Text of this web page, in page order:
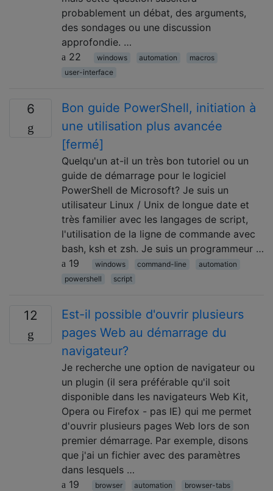
probablement un débat, des arguments,
des sondages ou une discussion
approfondie. …
22
windows automation
macros
user-interface
6
Bon guide PowerShell, initiation à
une utilisation plus avancée
[fermé]
Quelqu'un at-il un très bon tutoriel ou un
guide de démarrage pour le logiciel
PowerShell de Microsoft? Je suis un
utilisateur Linux / Unix de longue date et
très familier avec les langages de script,
l'utilisation de la ligne de commande avec
bash, ksh et zsh. Je suis un programmeur …
19
windows command-line
automation
powershell
script
12
Est-il possible d'ouvrir plusieurs
pages Web au démarrage du
navigateur?
Je recherche une option de navigateur ou
un plugin (il sera préférable qu'il soit
disponible dans les navigateurs Web Kit,
Opera ou Firefox - pas IE) qui me permet
d'ouvrir plusieurs pages Web lors de son
premier démarrage. Par exemple, disons
que j'ai un fichier avec des paramètres
dans lesquels …
19
browser automation browser-tabs